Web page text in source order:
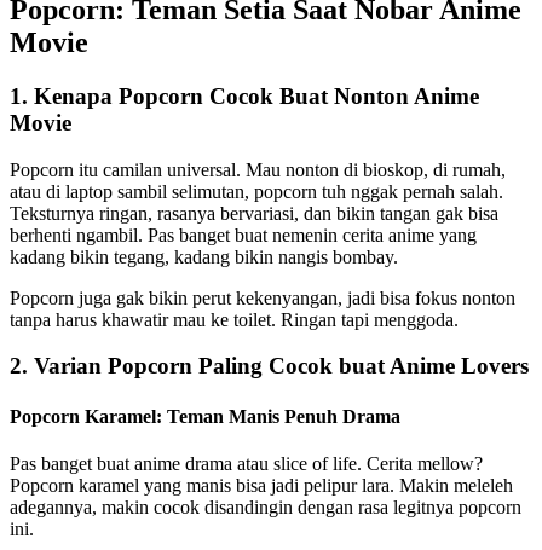
Popcorn: Teman Setia Saat Nobar Anime
Movie
1. Kenapa Popcorn Cocok Buat Nonton Anime
Movie
Popcorn itu camilan universal. Mau nonton di bioskop, di rumah,
atau di laptop sambil selimutan, popcorn tuh nggak pernah salah.
Teksturnya ringan, rasanya bervariasi, dan bikin tangan gak bisa
berhenti ngambil. Pas banget buat nemenin cerita anime yang
kadang bikin tegang, kadang bikin nangis bombay.
Popcorn juga gak bikin perut kekenyangan, jadi bisa fokus nonton
tanpa harus khawatir mau ke toilet. Ringan tapi menggoda.
2. Varian Popcorn Paling Cocok buat Anime Lovers
Popcorn Karamel: Teman Manis Penuh Drama
Pas banget buat anime drama atau slice of life. Cerita mellow?
Popcorn karamel yang manis bisa jadi pelipur lara. Makin meleleh
adegannya, makin cocok disandingin dengan rasa legitnya popcorn
ini.